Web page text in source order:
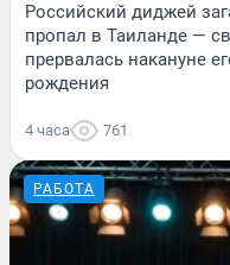
Российский диджей
пропал в Таиланде —
прервалась накануне
рождения
4 часа 761
РАБОТА